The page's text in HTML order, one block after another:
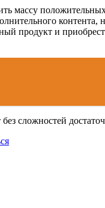
массу
продукт и
сложностей